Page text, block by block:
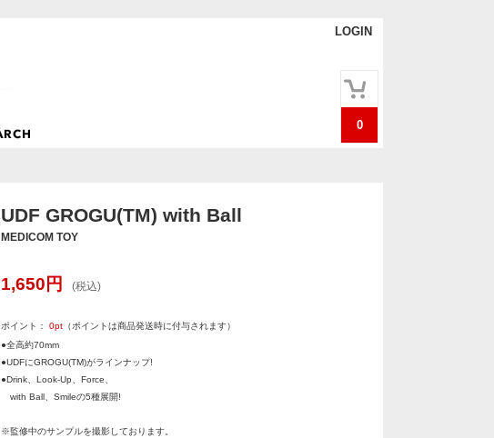
LOGIN
0
UDF GROGU(TM) with Ball
MEDICOM TOY
1,650 円 (税込)
ポイント： 0pt （ポイントは商品発送時に付与されます）
●全高約70mm
●UDFにGROGU(TM)がラインナップ!
●Drink、Look-Up、Force、
with Ball、Smileの5種展開!
※監修中のサンプルを撮影しております。